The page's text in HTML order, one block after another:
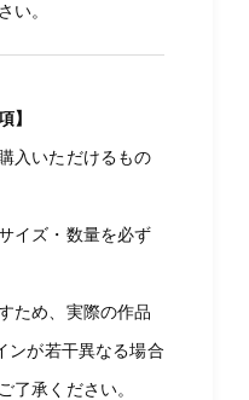
い。
】
入いただけるもの
イズ・数量を必ず
ため、実際の作品
ンが若干異なる場合
了承ください。